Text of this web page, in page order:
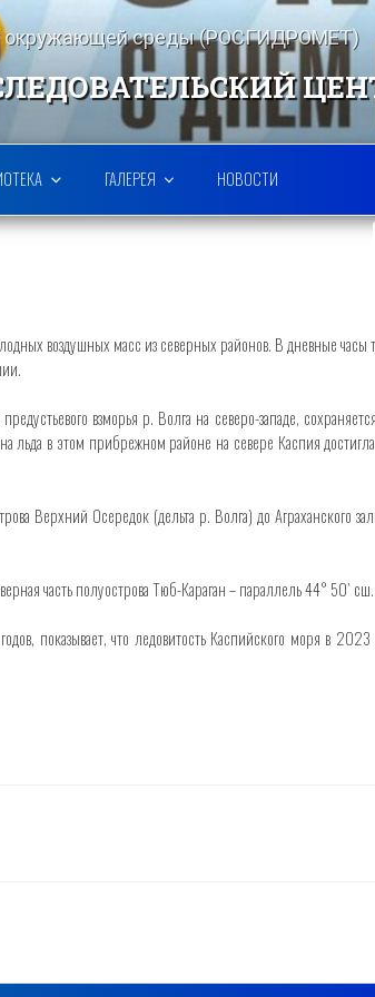
окружающей среды (РОСГИДРОМЕТ)
ГАЛЕРЕЯ НОВОСТИ
воздушных масс из северных районов. В дневные часы
взморья р. Волга на северо-западе,
льда в этом прибрежном районе на севере Каспия
Верхний Осередок (дельта р. Волга) до Аграханского
часть полуострова Тюб-Караган – параллель 44° 50`
показывает, что ледовитость Каспийского моря в